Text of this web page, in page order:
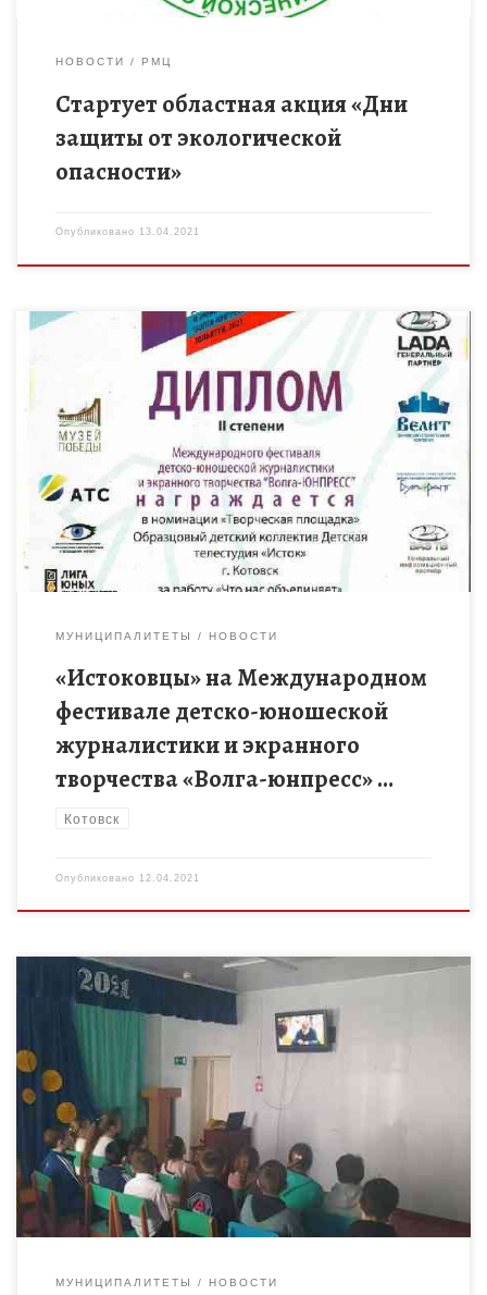
НОВОСТИ РМЦ
Стартует областная акция «Дни
защиты от экологической
опасности»
Опубликовано 13.04.2021
В начале апреля в г. Тольятти состоялась защита идей для
фильма о безопасности детей в Интернете. Участниками
Первого Самарского питчинга юных кинематографистов
Фонда Президентских грантов […]
МУНИЦИПАЛИТЕТЫ НОВОСТИ
«Истоковцы» на Международном
фестивале детско-юношеской
журналистики и экранного
творчества «Волга-юнпресс» …
Котовск
Опубликовано 12.04.2021
Эффективность системы воспитания
«Киноуроки в школах России» подтверждена результатами
научного исследования, направленного на выявление
особенностей развития эмоционально-личностной и
когнитивной сфер личности школьников в условиях
проведения системной работы по […]
МУНИЦИПАЛИТЕТЫ НОВОСТИ